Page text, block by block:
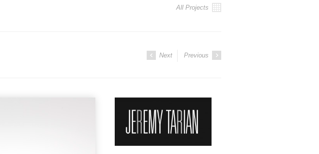
All Projects
Next Previous